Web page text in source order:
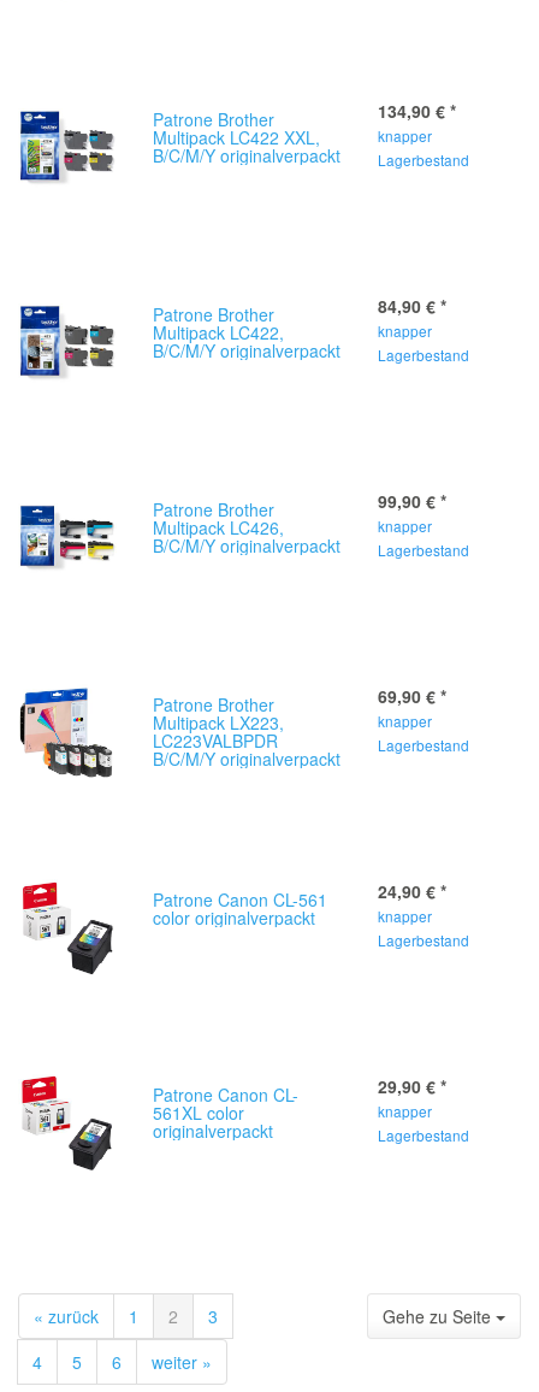
Patrone Brother
Multipack LC422 XXL,
B/C/M/Y originalverpackt
134,90 € *
knapper
Lagerbestand
Patrone Brother
Multipack LC422,
B/C/M/Y originalverpackt
84,90 € *
knapper
Lagerbestand
Patrone Brother
Multipack LC426,
B/C/M/Y originalverpackt
99,90 € *
knapper
Lagerbestand
Patrone Brother
Multipack LX223,
LC223VALBPDR
B/C/M/Y originalverpackt
69,90 € *
knapper
Lagerbestand
Patrone Canon CL-561
color originalverpackt
24,90 € *
knapper
Lagerbestand
Patrone Canon CL-
561XL color
originalverpackt
29,90 € *
knapper
Lagerbestand
« zurück 1 2
3
4
5 6 weiter »
Gehe zu Seite